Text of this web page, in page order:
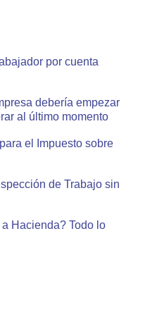
por cuenta
debería empezar
al último momento
el Impuesto sobre
de Trabajo sin
Hacienda? Todo lo